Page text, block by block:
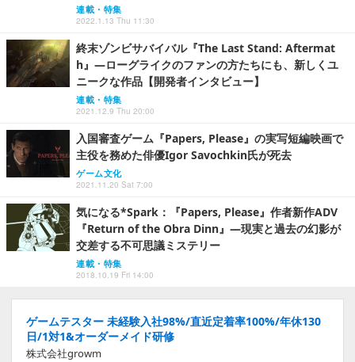
連載・特集
2022.1.13 Thu 11:30
終末ゾンビサバイバル『The Last Stand: Aftermat
h』―ローグライクのファンの方たちにも、新しくユ
ニークな作品【開発者インタビュー】
連載・特集
2021.12.9 Thu 20:00
入国審査ゲーム『Papers, Please』の実写短編映画で
主役を務めた俳優Igor Savochkin氏が死去
ゲーム文化
2021.11.20 Sat 7:00
気になる*Spark：『Papers, Please』作者新作ADV
『Return of the Obra Dinn』―現実と過去の幻影が
交差する不可思議ミステリー
連載・特集
2018.10.19 Fri 14:00
ゲームテスター 未経験入社98%/直近定着率100%/年休130
日/1対1&オーダーメイド研修
株式会社growm